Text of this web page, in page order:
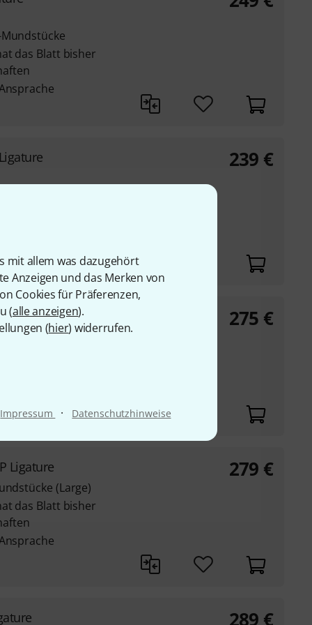
mit allem was dazugehört
Anzeigen und das Merken von
Cookies für Präferenzen,
(alle anzeigen).
(hier) widerrufen.
Impressum · Datenschutzhinweise
das Blatt bisher
239 €
Ligature
Mundstücke
275 €
Ligature
(Large)
das Blatt bisher
279 €
289 €